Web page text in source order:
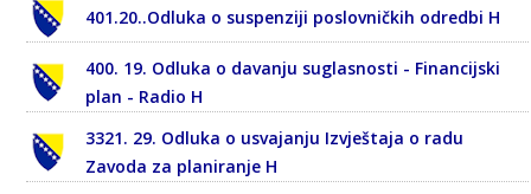
401.20..Odluka o suspenziji poslovničkih odredbi H
400. 19. Odluka o davanju suglasnosti - Financijski
plan - Radio H
3321. 29. Odluka o usvajanju Izvještaja o radu
Zavoda za planiranje H